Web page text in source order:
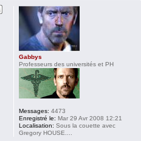
Gabbys
Professeurs des universités et PH
Messages: 4473
Enregistré le: Mar 29 Avr 2008 12:21
Localisation: Sous la couette avec
Gregory HOUSE....